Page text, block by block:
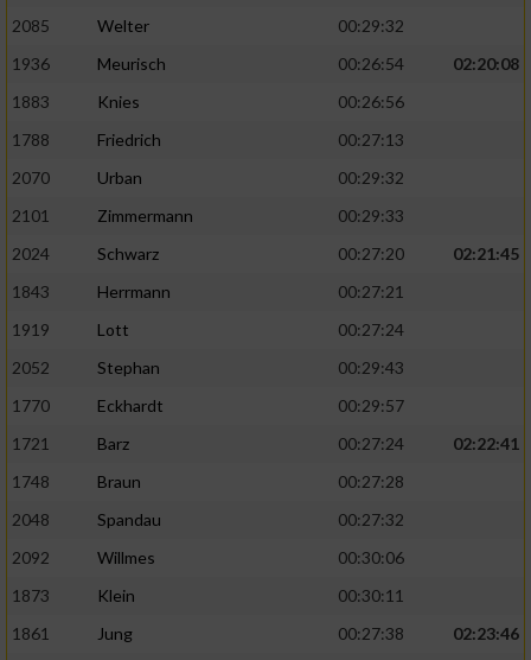
2085
Welter
00:29:32
1936
Meurisch 00:26:54
02:20:08
1883
Knies
00:26:56
1788
Friedrich
00:27:13
2070
Urban
00:29:32
2101
Zimmermann
00:29:33
2024
Schwarz 00:27:20
02:21:45
1843
Herrmann
00:27:21
1919
Lott
00:27:24
2052
Stephan
00:29:43
1770
Eckhardt
00:29:57
1721
Barz 00:27:24
02:22:41
1748
Braun
00:27:28
2048
Spandau
00:27:32
2092
Willmes
00:30:06
1873
Klein
00:30:11
1861
Jung 00:27:38
02:23:46